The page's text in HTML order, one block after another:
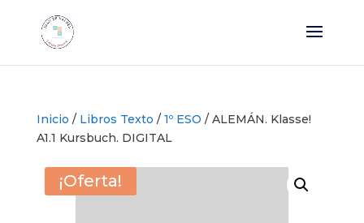
Inicio / Libros Texto / 1º ESO / ALEMÁN. Klasse!
A1.1 Kursbuch. DIGITAL
¡Oferta!